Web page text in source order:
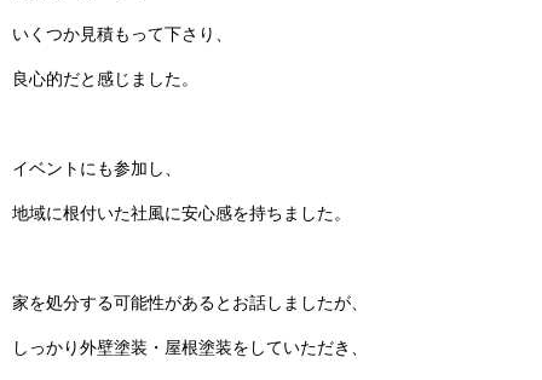
いくつか見積もって下さり、
良心的だと感じました。
イベントにも参加し、
地域に根付いた社風に安心感を持ちました。
家を処分する可能性があるとお話しましたが、
しっかり外壁塗装・屋根塗装をしていただき、